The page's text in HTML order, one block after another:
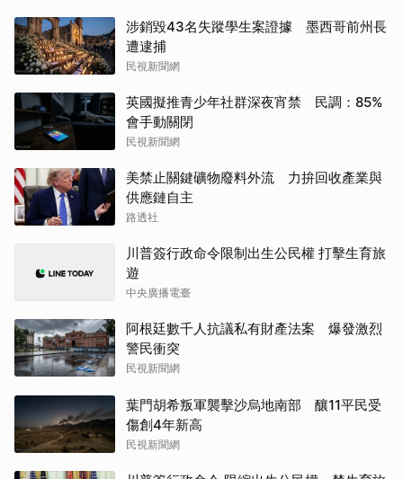
涉銷毀43名失蹤學生案證據 墨西哥前州長
遭逮捕
民視新聞網
英國擬推青少年社群深夜宵禁 民調：85%
會手動關閉
民視新聞網
美禁止關鍵礦物廢料外流 力拚回收產業與
供應鏈自主
路透社
川普簽行政命令限制出生公民權 打擊生育旅
遊
中央廣播電臺
阿根廷數千人抗議私有財產法案 爆發激烈
警民衝突
民視新聞網
葉門胡希叛軍襲擊沙烏地南部 釀11平民受
傷創4年新高
民視新聞網